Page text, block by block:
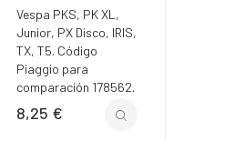
Vespa PKS, PK XL,
Junior, PX Disco, IRIS,
TX, T5. Código
Piaggio para
comparación 178562.
Precio
8,25 €